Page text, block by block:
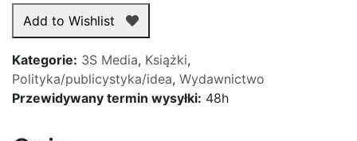
wojna
światowa
trwa
–
Stanisław
Add to Wishlist
Kategorie: 3S Media, Książki,
Polityka/publicystyka/idea, Wydawnictwo
Przewidywany termin wysyłki: 48h